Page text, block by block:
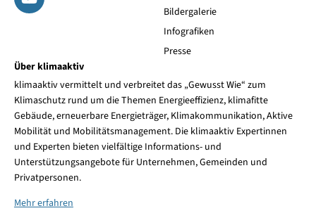
Bildergalerie
Infografiken
Presse
Über klimaaktiv
klimaaktiv vermittelt und verbreitet das „Gewusst Wie“ zum
Klimaschutz rund um die Themen Energieeffizienz, klimafitte
Gebäude, erneuerbare Energieträger, Klimakommunikation, Aktive
Mobilität und Mobilitätsmanagement. Die klimaaktiv Expertinnen
und Experten bieten vielfältige Informations- und
Unterstützungsangebote für Unternehmen, Gemeinden und
Privatpersonen.
Mehr erfahren